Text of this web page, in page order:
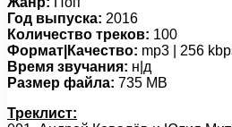
Год выпуска: 2016
Количество треков: 100
Формат|Качество: mp3 | 256
Время звучания: н|д
Размер файла: 735 MB
Треклист: